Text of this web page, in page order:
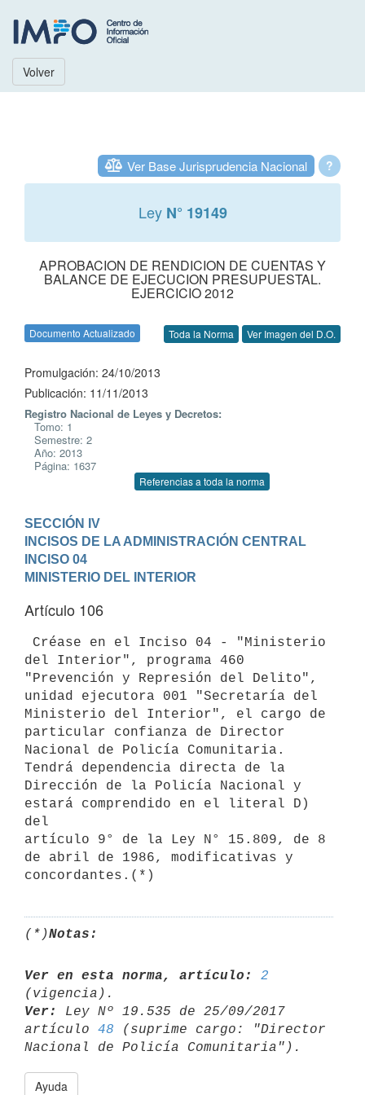
Volver
?
Ver Base Jurisprudencia Nacional
Ley N° 19149
APROBACION DE RENDICION DE CUENTAS Y
BALANCE DE EJECUCION PRESUPUESTAL.
EJERCICIO 2012
Documento Actualizado Toda la Norma Ver Imagen del D.O.
Promulgación: 24/10/2013
Publicación: 11/11/2013
Registro Nacional de Leyes y Decretos:
Tomo: 1
Semestre: 2
Año: 2013
Página: 1637
Referencias a toda la norma
SECCIÓN IV
INCISOS DE LA ADMINISTRACIÓN CENTRAL
INCISO 04
MINISTERIO DEL INTERIOR
Artículo 106
del Interior", programa 460
"Prevención y Represión del Delito",
unidad ejecutora 001 "Secretaría del
Ministerio del Interior", el cargo de
particular confianza de Director
Nacional de Policía Comunitaria.
Tendrá dependencia directa de la
Dirección de la Policía Nacional y
estará comprendido en el literal D)
del
artículo 9° de la Ley N° 15.809, de 8
de abril de 1986, modificativas y
(*)Notas:
Ver en esta norma, artículo:
2
Ver:
Ley Nº 19.535 de 25/09/2017
artículo 48 (suprime cargo: "Director
Ayuda